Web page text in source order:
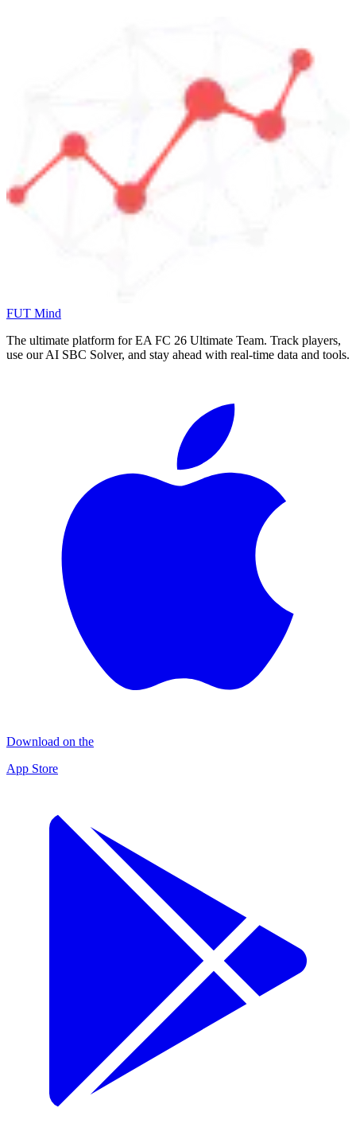
FUT Mind
The ultimate platform for EA FC 26 Ultimate Team. Track players,
use our AI SBC Solver, and stay ahead with real-time data and tools.
Download on the
App Store